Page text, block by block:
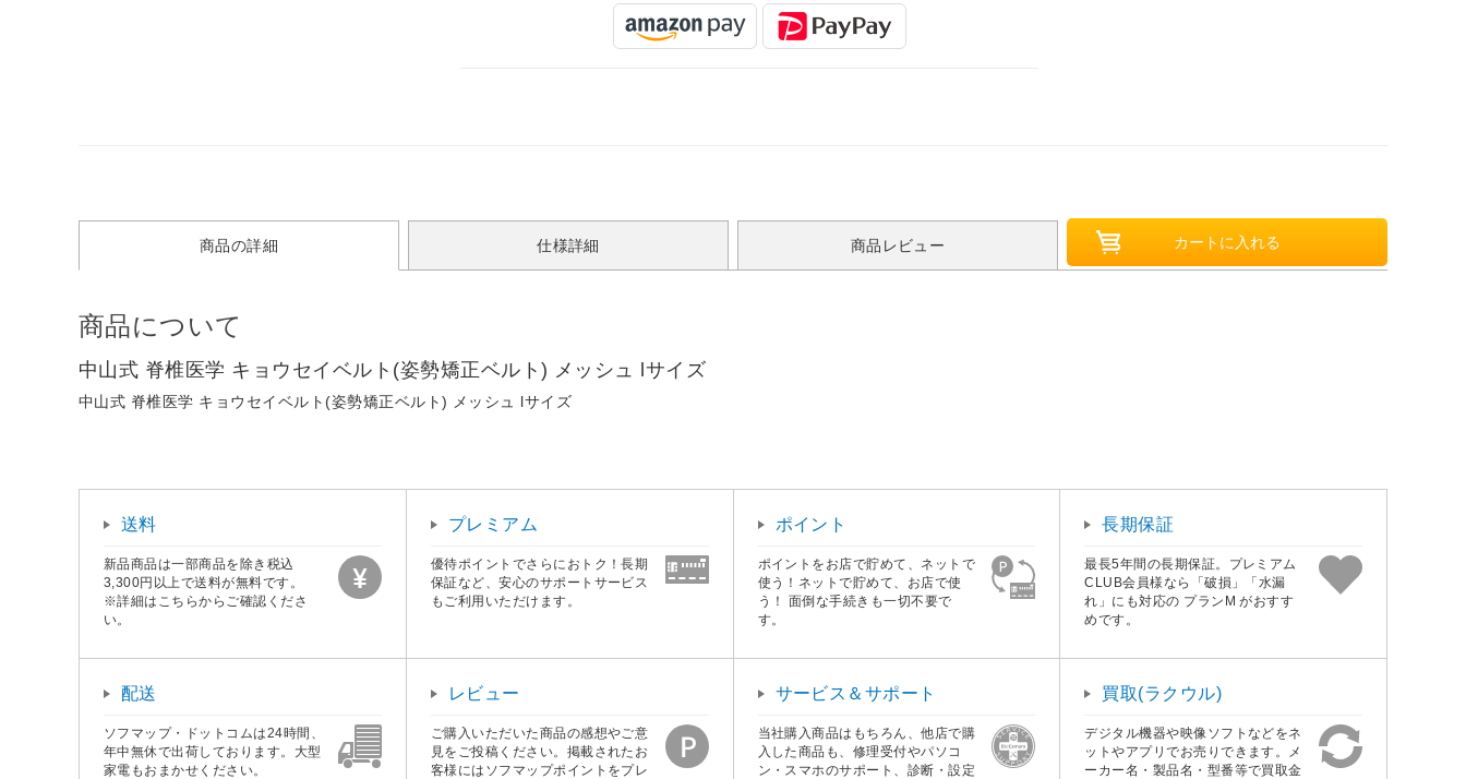
商品の詳細 仕様詳細 商品レビュー
商品について
中山式 脊椎医学 キョウセイベルト(姿勢矯正ベルト) メッシュ lサイズ
中山式 脊椎医学 キョウセイベルト(姿勢矯正ベルト) メッシュ lサイズ
送料
新品商品は一部商品を除き税込
3,300円以上で送料が無料です。
※詳細はこちらからご確認くださ
い。
プレミアム
優待ポイントでさらにおトク！長期
保証など、安心のサポートサービス
もご利用いただけます。
ポイント
ポイントをお店で貯めて、ネットで
使う！ネットで貯めて、お店で使
う！ 面倒な手続きも一切不要で
す。
長期保証
最長5年間の長期保証。プレミアム
CLUB会員様なら「破損」「水漏
れ」にも対応の プランM がおすす
めです。
配送
ソフマップ・ドットコムは24時間、
年中無休で出荷しております。大型
家電もおまかせください。
レビュー
ご購入いただいた商品の感想やご意
見をご投稿ください。掲載されたお
客様にはソフマップポイントをプレ
サービス＆サポート
当社購入商品はもちろん、他店で購
入した商品も、修理受付やパソコ
ン・スマホのサポート、診断・設定
買取(ラクウル)
デジタル機器や映像ソフトなどをネ
ットやアプリでお売りできます。メ
ーカー名・製品名・型番等で買取金